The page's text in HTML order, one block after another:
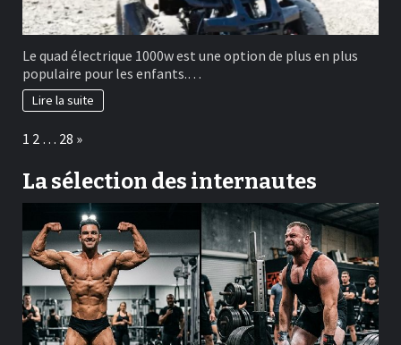
Le quad électrique 1000w est une option de plus en plus
populaire pour les enfants.…
Lire la suite
Page:
1 2 … 28 Next
»
La sélection des internautes